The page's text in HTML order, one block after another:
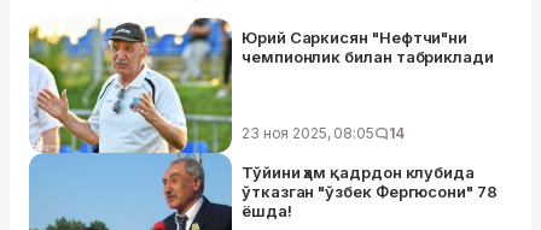
Юрий Саркисян "Нефтчи"ни
чемпионлик билан табриклади
23 ноя 2025, 08:05 14
Тўйини ҳам қадрдон клубида
ўтказган "ўзбек Фергюсони" 78
ёшда!